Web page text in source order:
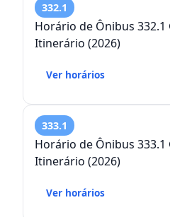
332.1
Horário de Ônibus 332.1
Itinerário (2026)
Ver horários
333.1
Horário de Ônibus 333.1
Itinerário (2026)
Ver horários